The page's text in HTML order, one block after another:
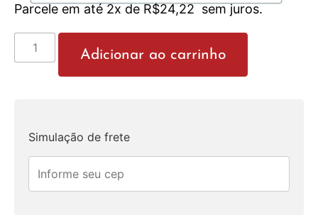
Parcele em até 2x deR$24,22 sem juros.
Adicionar ao carrinho
Simulação de frete